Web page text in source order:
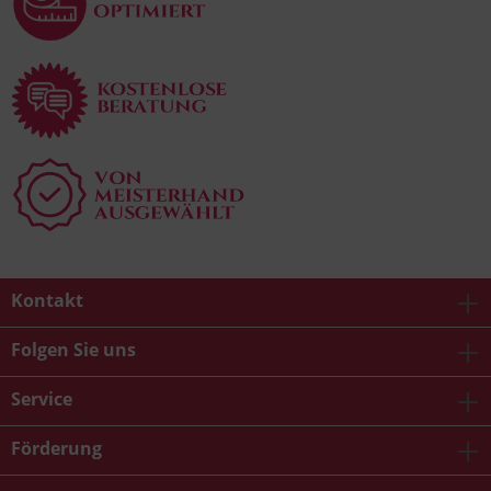
Kontakt
Folgen Sie uns
Service
Förderung